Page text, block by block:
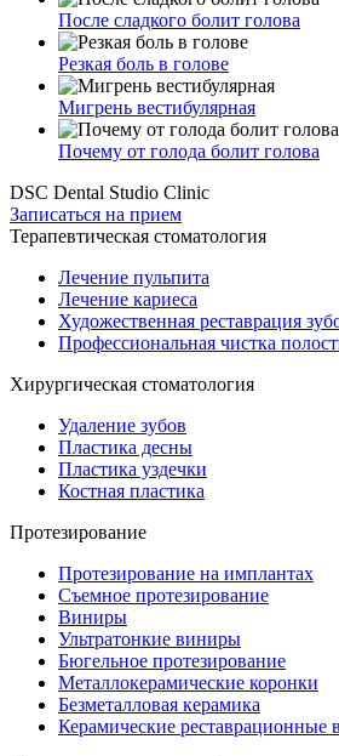
После сладкого болит голова
Резкая боль в голове
Мигрень вестибулярная
Почему от голода болит голова
DSC Dental Studio Clinic
Записаться на прием
Терапевтическая стоматология
Лечение пульпита
Лечение кариеса
Художественная реставрация
Профессиональная чистка
Хирургическая стоматология
Удаление зубов
Пластика десны
Пластика уздечки
Костная пластика
Протезирование
Протезирование на имплантах
Съемное протезирование
Виниры
Ультратонкие виниры
Бюгельное протезирование
Металлокерамические коронки
Безметалловая керамика
Керамические реставрационные